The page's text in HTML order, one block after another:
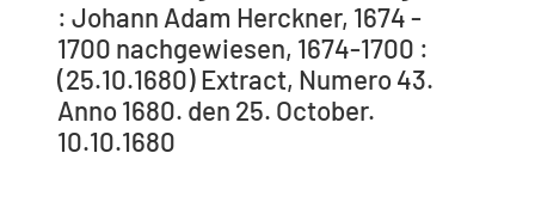
: Johann Adam Herckner, 1674 -
1700 nachgewiesen, 1674-1700 :
(25.10.1680) Extract, Numero 43.
Anno 1680. den 25. October.
10.10.1680